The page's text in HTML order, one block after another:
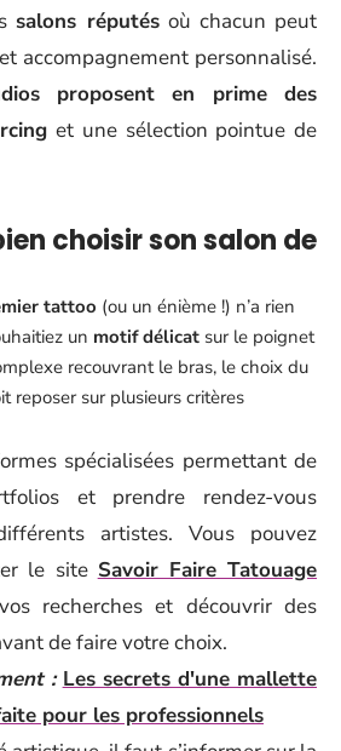
salons réputésoù chacun peut
accompagnement personnalisé.
proposent en prime des
et une sélection pointue de
choisir son salon de
tattoo (ou un énième !) n’a rien
un motif délicat sur le poignet
recouvrant le bras, le choix du
reposer sur plusieurs critères
spécialisées permettant de
et prendre rendez-vous
artistes. Vous pouvez
le site Savoir Faire Tatouage
recherches et découvrir des
de faire votre choix.
: Les secrets d'une mallette
pour les professionnels